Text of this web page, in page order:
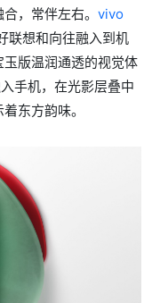
，常伴左右。 vivo
联想和向往融入到机
版温润通透的视觉体
手机，在光影层叠中
东方韵味。